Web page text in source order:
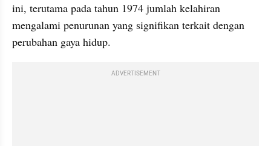
ini, terutama pada tahun 1974 jumlah kelahiran
mengalami penurunan yang signifikan terkait dengan
perubahan gaya hidup.
ADVERTISEMENT